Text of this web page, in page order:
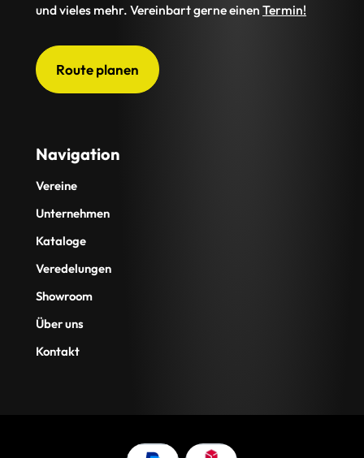
Navigation
Vereine
Unternehmen
Kataloge
Veredelungen
Showroom
Über uns
Kontakt
und vieles mehr. Vereinbart gerne einen Termin!
Route planen